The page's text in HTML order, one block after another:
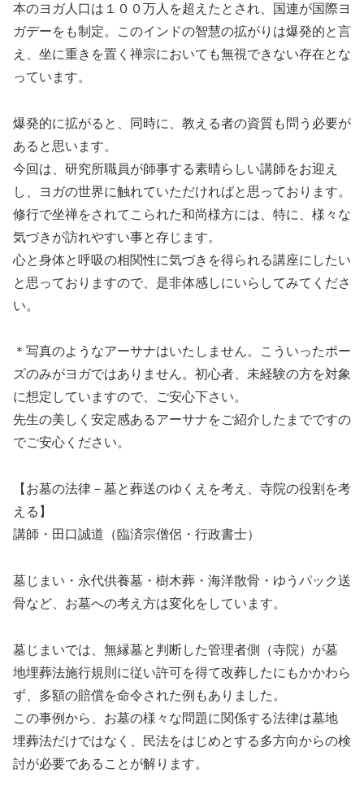
本のヨガ人口は１００万人を超えたとされ、国連が国際ヨ
ガデーをも制定。このインドの智慧の拡がりは爆発的と言
え、坐に重きを置く禅宗においても無視できない存在とな
っています。
爆発的に拡がると、同時に、教える者の資質も問う必要が
あると思います。
今回は、研究所職員が師事する素晴らしい講師をお迎え
し、ヨガの世界に触れていただければと思っております。
修行で坐禅をされてこられた和尚様方には、特に、様々な
気づきが訪れやすい事と存じます。
心と身体と呼吸の相関性に気づきを得られる講座にしたい
と思っておりますので、是非体感しにいらしてみてくださ
い。
＊写真のようなアーサナはいたしません。こういったポー
ズのみがヨガではありません。初心者、未経験の方を対象
に想定していますので、ご安心下さい。
先生の美しく安定感あるアーサナをご紹介したまでですの
でご安心ください。
【お墓の法律－墓と葬送のゆくえを考え、寺院の役割を考
える】
講師・田口誠道（臨済宗僧侶・行政書士）
墓じまい・永代供養墓・樹木葬・海洋散骨・ゆうパック送
骨など、お墓への考え方は変化をしています。
墓じまいでは、無縁墓と判断した管理者側（寺院）が墓
地埋葬法施行規則に従い許可を得て改葬したにもかかわら
ず、多額の賠償を命令された例もありました。
この事例から、お墓の様々な問題に関係する法律は墓地
埋葬法だけではなく、民法をはじめとする多方向からの検
討が必要であることが解ります。